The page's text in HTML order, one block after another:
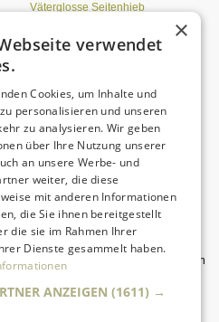
Väterglosse Seitenhieb
Leidenschaft
Was Väter für tollen Sex tun können
Unterhaltsvorschuss
×
verwendet
Cookies, um Inhalte und
personalisieren und unseren
zu analysieren. Wir geben
über Ihre Nutzung unserer
an unsere Werbe- und
weiter, die diese
mit anderen Informationen
die Sie ihnen bereitgestellt
die sie im Rahmen Ihrer
Dienste gesammelt haben.
ANZEIGEN (1611) →